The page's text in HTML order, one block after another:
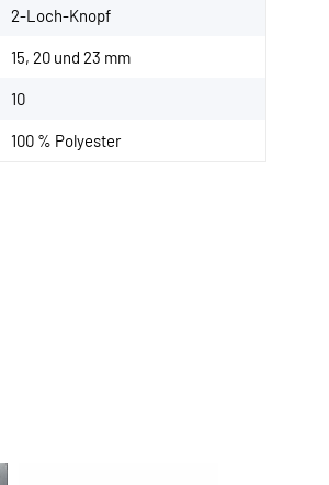
2-Loch-Knopf
15, 20 und 23 mm
10
100 % Polyester